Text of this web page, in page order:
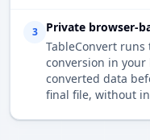
3
Private browser-
TableConvert
conversion in your
converted data
final file, without